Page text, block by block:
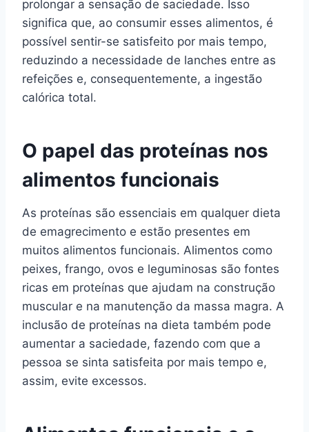
prolongar a sensação de saciedade. Isso
significa que, ao consumir esses alimentos, é
possível sentir-se satisfeito por mais tempo,
reduzindo a necessidade de lanches entre as
refeições e, consequentemente, a ingestão
calórica total.
O papel das proteínas nos
alimentos funcionais
As proteínas são essenciais em qualquer dieta
de emagrecimento e estão presentes em
muitos alimentos funcionais. Alimentos como
peixes, frango, ovos e leguminosas são fontes
ricas em proteínas que ajudam na construção
muscular e na manutenção da massa magra. A
inclusão de proteínas na dieta também pode
aumentar a saciedade, fazendo com que a
pessoa se sinta satisfeita por mais tempo e,
assim, evite excessos.